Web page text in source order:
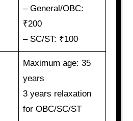
– General/OBC:
₹200
– SC/ST: ₹100
Maximum age: 35
years
3 years relaxation
for OBC/SC/ST